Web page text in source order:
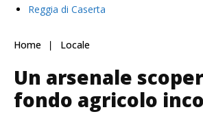
Reggia di Caserta
Home Locale
Un arsenale
fondo agricolo